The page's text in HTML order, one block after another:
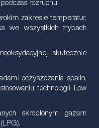
rozruchu.
zakresie temperatur,
we wszystkich trybach
skutecznie
oczyszczania spalin,
technologii Low
skroplonym gazem